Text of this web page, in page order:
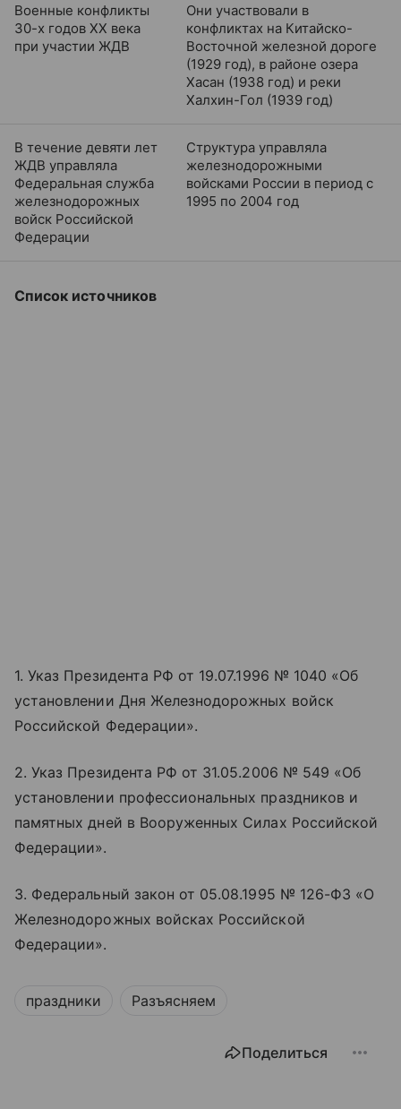
Военные конфликты
30-х годов XX века
при участии ЖДВ
Они участвовали в
конфликтах на Китайско-
Восточной железной дороге
(1929 год), в районе озера
Хасан (1938 год) и реки
Халхин-Гол (1939 год)
В течение девяти лет
ЖДВ управляла
Федеральная служба
железнодорожных
войск Российской
Федерации
Структура управляла
железнодорожными
войсками России в период с
1995 по 2004 год
Список источников
1. Указ Президента РФ от 19.07.1996 № 1040 «‎‎Об
установлении Дня Железнодорожных войск
Российской Федерации».
2. Указ Президента РФ от 31.05.2006 № 549 «‎‎Об
установлении профессиональных праздников и
памятных дней в Вооруженных Силах Российской
Федерации».
3. Федеральный закон от 05.08.1995 № 126-ФЗ «‎‎О
Железнодорожных войсках Российской
Федерации».
праздники Разъясняем
Поделиться